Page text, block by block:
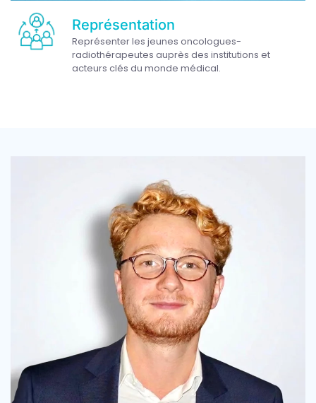
Représentation
Représenter les jeunes oncologues-
radiothérapeutes auprès des institutions et
acteurs clés du monde médical.